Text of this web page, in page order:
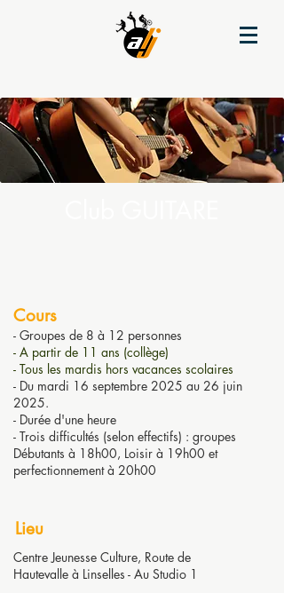
Cours
- Groupes de 8 à 12 personnes
- A partir de 11 ans (collège)
- Tous les mardis hors vacances scolaires
- Du mardi 16 septembre 2025 au 26 juin
2025.
- Durée d'une heure
- Trois difficultés (selon effectifs) : groupes
Débutants à 18h00, Loisir à 19h00 et
perfectionnement à 20h00
Lieu
Centre Jeunesse Culture, Route de
Hautevalle à Linselles - Au Studio 1